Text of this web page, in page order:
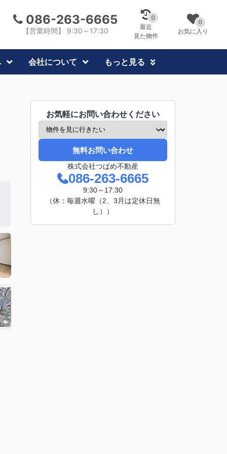
086-263-6665
【営業時間】 9:30～17:30
0
最近
見た物件
0
お気に入り
会社について もっと見る
お気軽にお問い合わせください
無料お問い合わせ
株式会社つばめ不動産
086-263-6665
9:30～17:30
（休：毎週水曜（2、3月は定休日無
し））